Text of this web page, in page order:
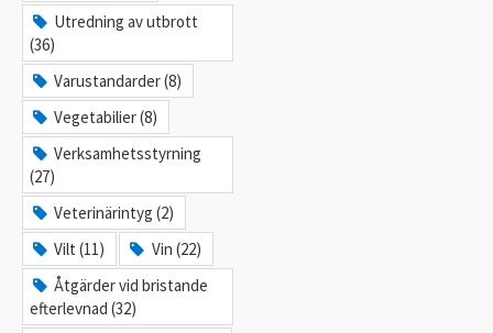
Utredning av utbrott
(36)
Varustandarder (8)
Vegetabilier (8)
Verksamhetsstyrning
(27)
Veterinärintyg (2)
Vilt (11)
Vin (22)
Åtgärder vid bristande
efterlevnad (32)